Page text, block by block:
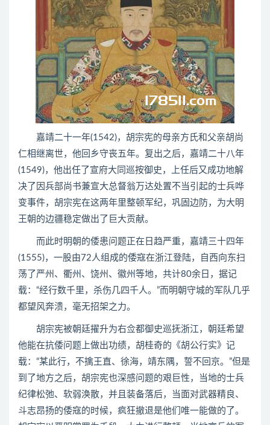
嘉靖二十一年(1542)，胡宗宪的母亲方氏和父亲胡尚
仁相继离世，他回乡守丧五年。复出之后，嘉靖二十八年
(1549)，他出任了宣府大同巡按御史，上任后又成功地解
决了因兵部尚书兼宣大总督翁万达处置不当引起的士兵哗
变事件，胡宗宪在这两年里整顿军纪，巩固边防，为大明
王朝的边疆稳定做出了巨大贡献。
而此时明朝的倭患问题正在日趋严重，嘉靖三十四年
(1555)，一股由72人组成的倭寇在浙江登陆，自西向东扫
荡了严州、衢州、饶州、徽州等地，共计80余日，据记
载：“经行数千里，杀伤几四千人。”而明朝守城的军队几乎
都望风奔溃，毫无招架之力。
胡宗宪被朝廷擢升为右佥都御史巡抚浙江，朝廷希望
他能在抗倭问题上做出功绩，胡桂奇的《胡公行实》记
载：“某此行，不擒王直、徐海，靖东隅，誓不回京。”但是
到了地方之后，胡宗宪也深感问题的艰巨性，当地的士兵
纪律松弛、软弱涣散，并且装备落后，当面对武器精良、
斗志昂扬的倭寇的时候，疯狂撤退是他们唯一能做的了。